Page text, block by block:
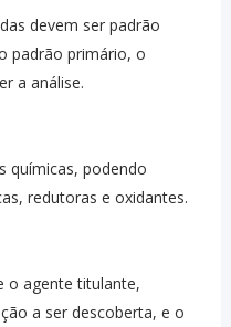
devem ser padrão
padrão primário, o
a análise.
químicas, podendo
redutoras e oxidantes.
o agente titulante,
a ser descoberta, e o